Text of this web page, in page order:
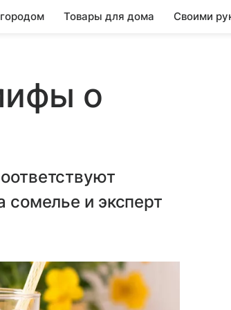
Товары для дома Своими
о
сомелье и эксперт